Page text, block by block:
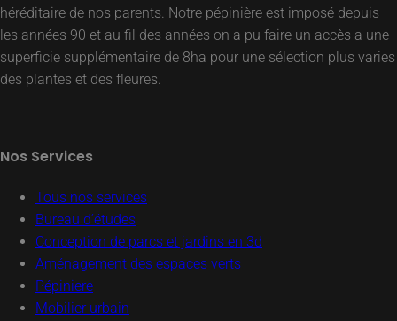
héréditaire de nos parents. Notre pépinière est imposé depuis
les années 90 et au fil des années on a pu faire un accès a une
superficie supplémentaire de 8ha pour une sélection plus varies
des plantes et des fleures.
Nos Services
Tous nos services
Bureau d’études
Conception de parcs et jardins en 3d
Aménagement des espaces verts
Pépiniere
Mobilier urbain